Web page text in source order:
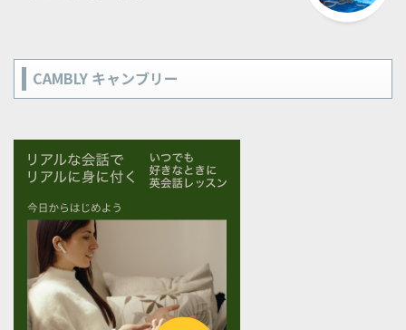
CAMBLY キャンブリー